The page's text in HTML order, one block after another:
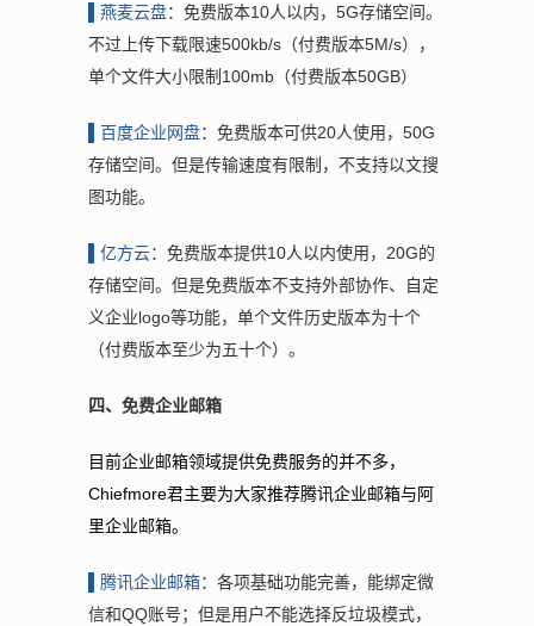
▌燕麦云盘：免费版本10人以内，5G存储空间。
不过上传下载限速500kb/s（付费版本5M/s），
单个文件大小限制100mb（付费版本50GB）
▌百度企业网盘：免费版本可供20人使用，50G
存储空间。但是传输速度有限制，不支持以文搜
图功能。
▌亿方云：免费版本提供10人以内使用，20G的
存储空间。但是免费版本不支持外部协作、自定
义企业logo等功能，单个文件历史版本为十个
（付费版本至少为五十个）。
四、免费企业邮箱
目前企业邮箱领域提供免费服务的并不多，
Chiefmore君主要为大家推荐腾讯企业邮箱与阿
里企业邮箱。
▌腾讯企业邮箱：各项基础功能完善，能绑定微
信和QQ账号；但是用户不能选择反垃圾模式，